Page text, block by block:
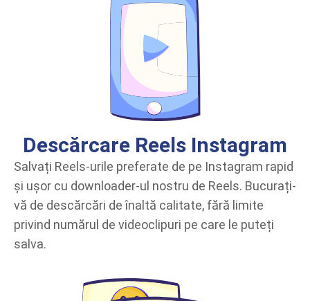
Descărcare Reels Instagram
Salvați Reels-urile preferate de pe Instagram rapid
și ușor cu downloader-ul nostru de Reels. Bucurați-
vă de descărcări de înaltă calitate, fără limite
privind numărul de videoclipuri pe care le puteți
salva.